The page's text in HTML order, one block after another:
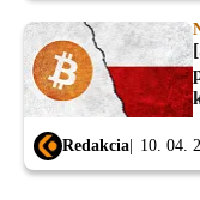
Redakcia 10. 04.